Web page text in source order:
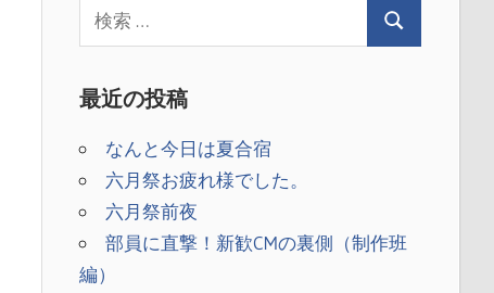
最近の投稿
なんと今日は夏合宿
六月祭お疲れ様でした。
六月祭前夜
部員に直撃！新歓CMの裏側（制作班
編）